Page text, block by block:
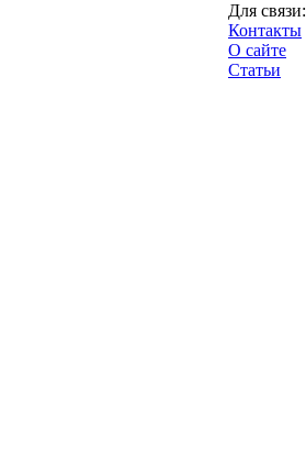
Для связи:
Контакты
О сайте
Статьи